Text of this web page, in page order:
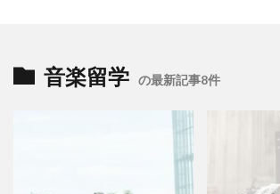
音楽留学 の最新記事8件